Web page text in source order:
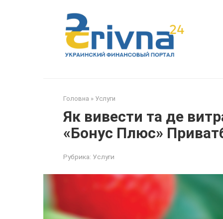
Головна » Услуги
Як вивести та де
«Бонус Плюс»
Рубрика: Услуги